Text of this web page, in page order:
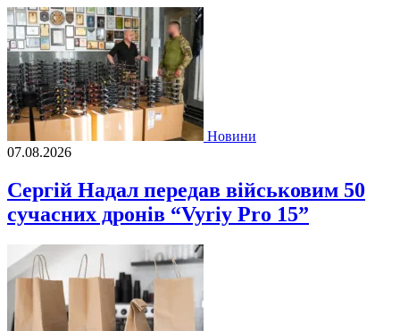
Новини
07.08.2026
Сергій Надал передав військовим 50
сучасних дронів “Vyriy Pro 15”